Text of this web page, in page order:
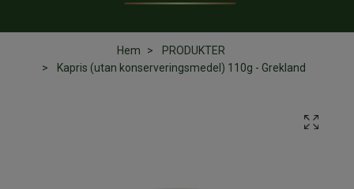
Hem
PRODUKTER
Kapris (utan konserveringsmedel) 110g - Grekland